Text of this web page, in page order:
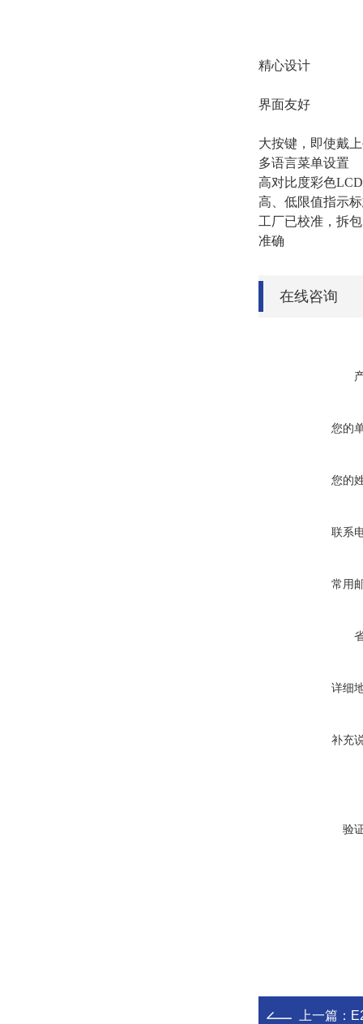
精心设计
界面友好
大按键，即使戴
多语言菜单设置
高对比度彩色
高、低限值指示
工厂已校准，拆
准确
在线咨询
您的
您的
联系
常用
详细
补充
验
上一篇：